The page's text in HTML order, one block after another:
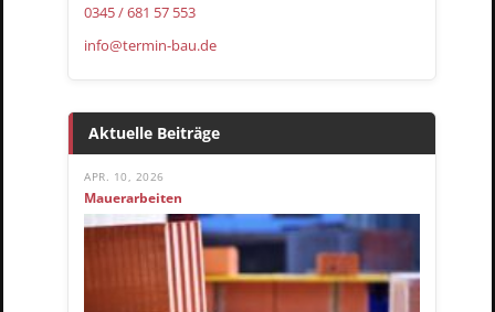
0345 / 681 57 553
info@termin-bau.de
Aktuelle Beiträge
APR. 10, 2026
Mauerarbeiten